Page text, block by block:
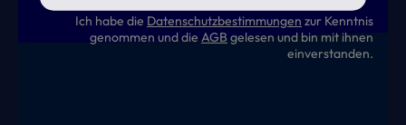
Ich habe die Datenschutzbestimmungen zur Kenntnis
genommen und die AGB gelesen und bin mit ihnen
einverstanden.